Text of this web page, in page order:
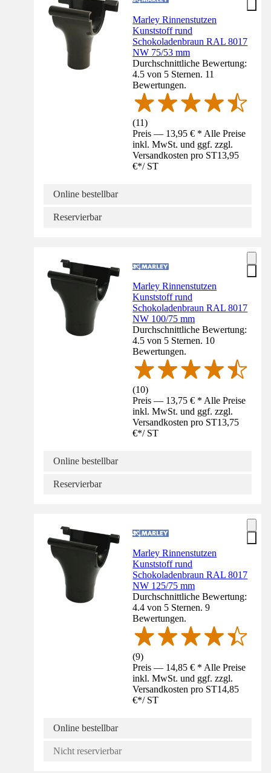
Marley Rinnenstutzen
Kunststoff rund
Schokoladenbraun RAL 8017
NW 75/53 mm
Durchschnittliche Bewertung:
4.5 von 5 Sternen. 11
Bewertungen.
(11)
Preis — 13,95 € * Alle Preise
inkl. MwSt. und ggf. zzgl.
Versandkosten pro ST13,95
€*/ ST
Online bestellbar
Reservierbar
Marley Rinnenstutzen
Kunststoff rund
Schokoladenbraun RAL 8017
NW 100/75 mm
Durchschnittliche Bewertung:
4.5 von 5 Sternen. 10
Bewertungen.
(10)
Preis — 13,75 € * Alle Preise
inkl. MwSt. und ggf. zzgl.
Versandkosten pro ST13,75
€*/ ST
Online bestellbar
Reservierbar
Marley Rinnenstutzen
Kunststoff rund
Schokoladenbraun RAL 8017
NW 125/75 mm
Durchschnittliche Bewertung:
4.4 von 5 Sternen. 9
Bewertungen.
(9)
Preis — 14,85 € * Alle Preise
inkl. MwSt. und ggf. zzgl.
Versandkosten pro ST14,85
€*/ ST
Online bestellbar
Nicht reservierbar